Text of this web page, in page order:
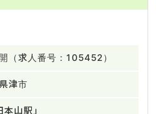
（求人番号：105452）
津市
本山駅」